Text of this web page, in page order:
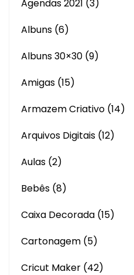
Agendas 2021 (3)
Albuns (6)
Albuns 30×30 (9)
Amigas (15)
Armazem Criativo (14)
Arquivos Digitais (12)
Aulas (2)
Bebês (8)
Caixa Decorada (15)
Cartonagem (5)
Cricut Maker (42)